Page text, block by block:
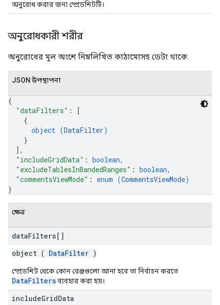
অনুরোধ করার জন্য স্প্রেডশিটটি।
অনুরোধকারী শরীর
অনুরোধের মূল অংশে নিম্নলিখিত কাঠামোসহ ডেটা থাকে:
JSON উপস্থাপনা
{
"dataFilters" :
[
{
object (DataFilter)
}
] ,
"includeGridData" : boolean,
"excludeTablesInBandedRanges" : boolean,
"commentsViewMode" : enum (CommentsViewMode)
}
ক্ষেত্র
dataFilters[]
object ( DataFilter )
স্প্রেডশিট থেকে কোন রেঞ্জগুলো আনা হবে তা নির্বাচন করতে
DataFiltersব্যবহার করা হয়।
includeGridData